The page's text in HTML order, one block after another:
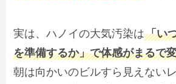
実は、ハノイの大気汚染は「い
を準備するか」で体感がまるで
朝は向かいのビルすら見えない